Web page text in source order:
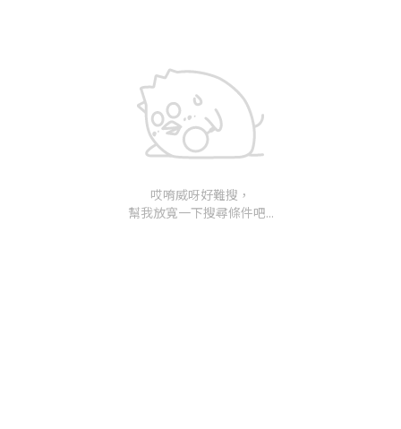
哎唷威呀好難搜，
幫我放寬一下搜尋條件吧...